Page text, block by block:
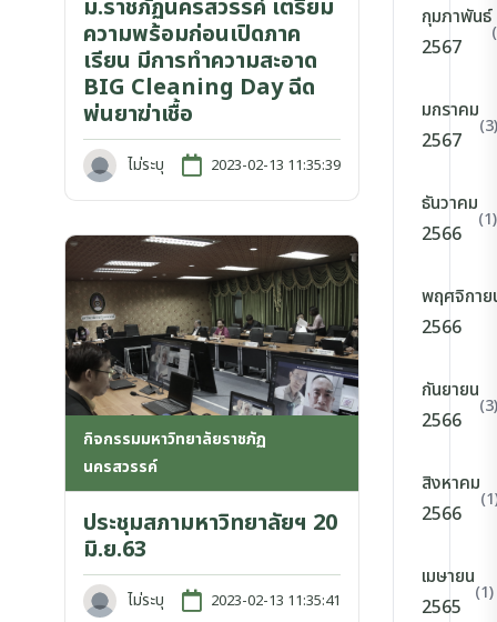
ม.ราชภัฏนครสวรรค์ เตรียม
ความพร้อมก่อนเปิดภาค
เรียน มีการทำความสะอาด
BIG Cleaning Day ฉีด
พ่นยาฆ่าเชื้อ
ไม่ระบุ 2023-02-13 11:35:39
กิจกรรมมหาวิทยาลัยราชภัฏ
นครสวรรค์
ประชุมสภามหาวิทยาลัยฯ 20
มิ.ย.63
ไม่ระบุ 2023-02-13 11:35:41
กุมภาพันธ์
2567
มกราคม
2567
(3)
ธันวาคม
2566
(1)
พฤศจิกาย
2566
กันยายน
2566
(3)
สิงหาคม
2566
เมษายน
2565
(1)